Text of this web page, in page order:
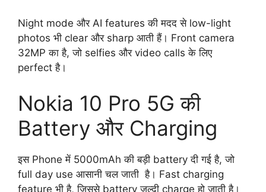
Night mode और AI features की मदद से low-light
photos भी clear और sharp आती हैं। Front camera
32MP का है, जो selfies और video calls के लिए
perfect है।
Nokia 10 Pro 5G की
Battery और Charging
इस Phone में 5000mAh की बड़ी battery दी गई है, जो
full day use आसानी चल जाती है। Fast charging
feature भी है, जिससे battery जल्दी charge हो जाती है।